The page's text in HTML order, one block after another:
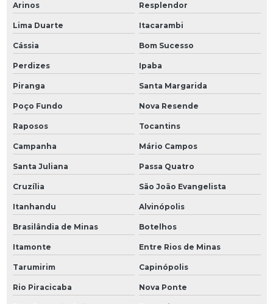
Arinos Resplendor
Lima Duarte Itacarambi
Cássia Bom Sucesso
Perdizes Ipaba
Piranga Santa Margarida
Poço Fundo Nova Resende
Raposos Tocantins
Campanha Mário Campos
Santa Juliana Passa Quatro
Cruzília São João Evangelista
Itanhandu Alvinópolis
Brasilândia de Minas Botelhos
Itamonte Entre Rios de Minas
Tarumirim Capinópolis
Rio Piracicaba Nova Ponte